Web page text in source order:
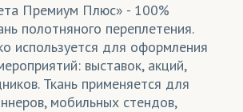
Премиум Плюс» - 100%
полотняного переплетения.
используется для оформления
выставок, акций,
Ткань применяется для
мобильных стендов,